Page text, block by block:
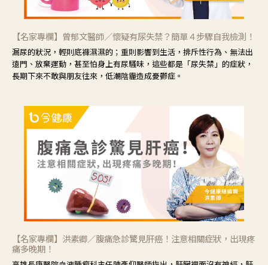
【名家專欄】曾郁文醫師／懷疑有尿失禁？簡單４步驟自我檢測！
漏尿的狀況，輕則底褲濕濕的；重則影響到生活，排斥性行為、無法出
遠門、放棄運動，甚至怕身上有尿騷味，這些都是「尿失禁」的症狀，
長期下來不敢與朋友往來，低潮陰霾造成憂鬱症。
【名家專欄】洪素卿／腹痛急診驚見肝癌！注意相關症狀，出現疼
痛多晚期！